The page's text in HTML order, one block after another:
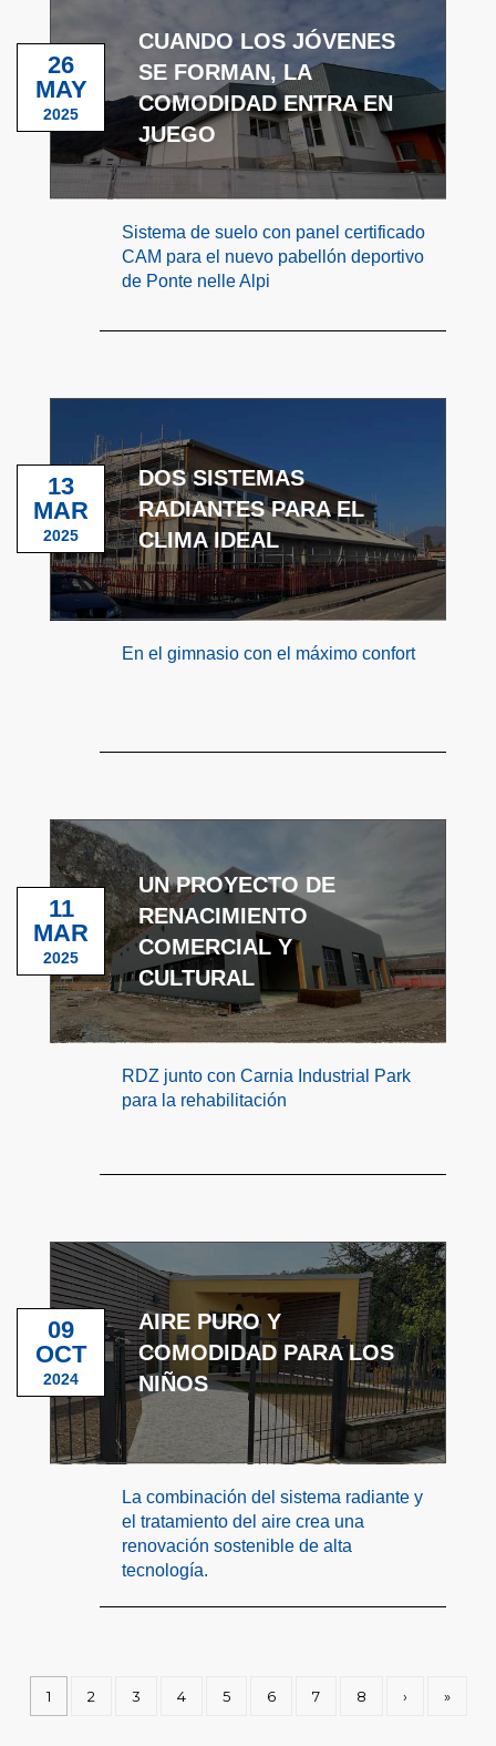
CUANDO LOS JÓVENES
SE FORMAN, LA
COMODIDAD ENTRA EN
JUEGO
26
MAY
2025
Sistema de suelo con panel certificado
CAM para el nuevo pabellón deportivo
de Ponte nelle Alpi
DOS SISTEMAS
RADIANTES PARA EL
CLIMA IDEAL
13
MAR
2025
En el gimnasio con el máximo confort
UN PROYECTO DE
RENACIMIENTO
COMERCIAL Y
CULTURAL
11
MAR
2025
RDZ junto con Carnia Industrial Park
para la rehabilitación
AIRE PURO Y
COMODIDAD PARA LOS
NIÑOS
09
OCT
2024
La combinación del sistema radiante y
el tratamiento del aire crea una
renovación sostenible de alta
tecnología.
1 2 3 4 5 6 7 8 › »